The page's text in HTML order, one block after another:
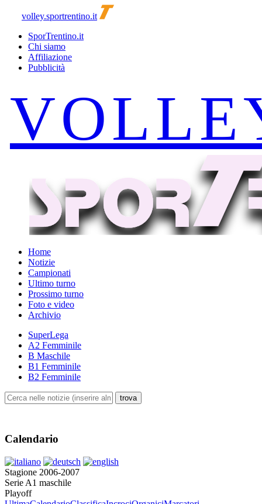
volley.sportrentino.it
SporTrentino.it
Chi siamo
Affiliazione
Pubblicità
Home
Notizie
Campionati
Ultimo turno
Prossimo turno
Foto e video
Archivio
SuperLega
A2 Femminile
B Maschile
B1 Femminile
B2 Femminile
Calendario
Stagione 2006-2007
Serie A1 maschile
Playoff